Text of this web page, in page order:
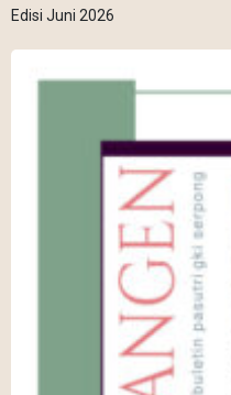
Edisi Juni 2026